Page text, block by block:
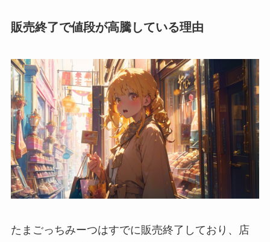
販売終了で値段が高騰している理由
たまごっちみーつはすでに販売終了しており、店